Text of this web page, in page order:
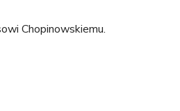
Chopinowskiemu.